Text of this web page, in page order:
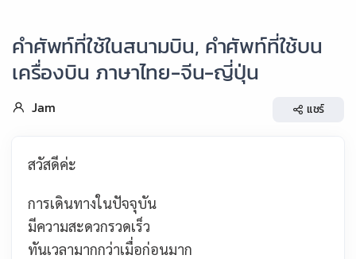
คำศัพท์ที่ใช้ในสนามบิน, คำศัพท์ที่ใช้บน
เครื่องบิน ภาษาไทย-จีน-ญี่ปุ่น
Jam แชร์
สวัสดีค่ะ
การเดินทางในปัจจุบัน
มีความสะดวกรวดเร็ว
ทันเวลามากกว่าเมื่อก่อนมาก